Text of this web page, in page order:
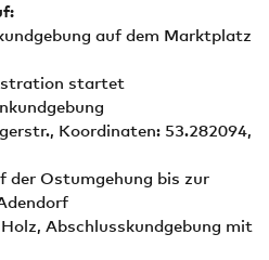
auf dem Marktplatz
startet
Koordinaten: 53.282094,
der Ostumgehung bis zur
Abschlusskundgebung mit